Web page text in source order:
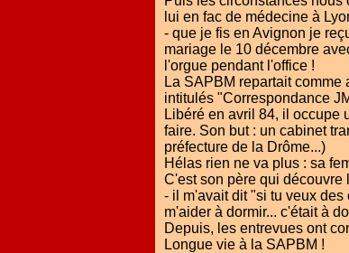
lui en fac de médecine à
- que je fis en Avignon je
mariage le 10 décembre
l'orgue pendant l'office !
La SAPBM repartait
intitulés "Correspondance
Libéré en avril 84, il occupe
faire. Son but : un cabinet
préfecture de la Drôme...)
Hélas rien ne va plus : sa
C'est son père qui découvre
- il m'avait dit "si tu veux
m'aider à dormir... c'était à
Depuis, les entrevues ont
Longue vie à la SAPBM !